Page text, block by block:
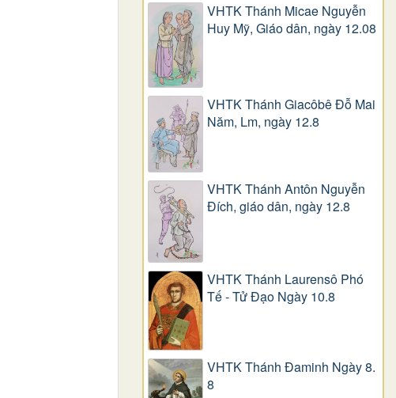
VHTK Thánh Micae Nguyễn
Huy Mỹ, Giáo dân, ngày 12.08
VHTK Thánh Giacôbê Ðỗ Mai
Năm, Lm, ngày 12.8
VHTK Thánh Antôn Nguyễn
Ðích, giáo dân, ngày 12.8
VHTK Thánh Laurensô Phó
Tế - Tử Đạo Ngày 10.8
VHTK Thánh Đaminh Ngày 8.
8